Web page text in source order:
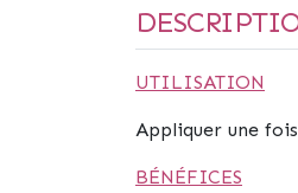
UTILISATION
Appliquer une
BÉNÉFICES